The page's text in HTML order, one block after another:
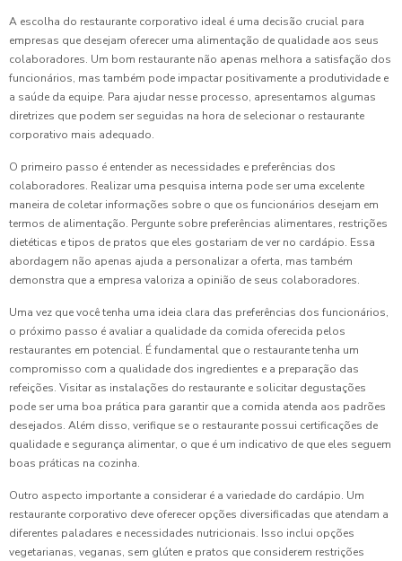
A escolha do restaurante corporativo ideal é uma decisão crucial para
empresas que desejam oferecer uma alimentação de qualidade aos seus
colaboradores. Um bom restaurante não apenas melhora a satisfação dos
funcionários, mas também pode impactar positivamente a produtividade e
a saúde da equipe. Para ajudar nesse processo, apresentamos algumas
diretrizes que podem ser seguidas na hora de selecionar o restaurante
corporativo mais adequado.
O primeiro passo é entender as necessidades e preferências dos
colaboradores. Realizar uma pesquisa interna pode ser uma excelente
maneira de coletar informações sobre o que os funcionários desejam em
termos de alimentação. Pergunte sobre preferências alimentares, restrições
dietéticas e tipos de pratos que eles gostariam de ver no cardápio. Essa
abordagem não apenas ajuda a personalizar a oferta, mas também
demonstra que a empresa valoriza a opinião de seus colaboradores.
Uma vez que você tenha uma ideia clara das preferências dos funcionários,
o próximo passo é avaliar a qualidade da comida oferecida pelos
restaurantes em potencial. É fundamental que o restaurante tenha um
compromisso com a qualidade dos ingredientes e a preparação das
refeições. Visitar as instalações do restaurante e solicitar degustações
pode ser uma boa prática para garantir que a comida atenda aos padrões
desejados. Além disso, verifique se o restaurante possui certificações de
qualidade e segurança alimentar, o que é um indicativo de que eles seguem
boas práticas na cozinha.
Outro aspecto importante a considerar é a variedade do cardápio. Um
restaurante corporativo deve oferecer opções diversificadas que atendam a
diferentes paladares e necessidades nutricionais. Isso inclui opções
vegetarianas, veganas, sem glúten e pratos que considerem restrições